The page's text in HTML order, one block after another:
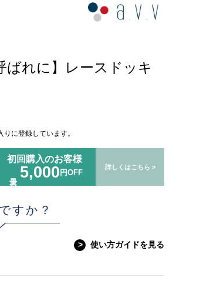
ばれに】レースドッキ
りに登録しています。
初回購入のお客様
5,000円OFF
詳しくはこちら >
すか？
> 使い方ガイドを見る